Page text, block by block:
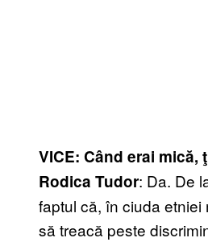
VICE: Când erai
Rodica Tudor: Da. De
faptul că, în ciuda
să treacă peste